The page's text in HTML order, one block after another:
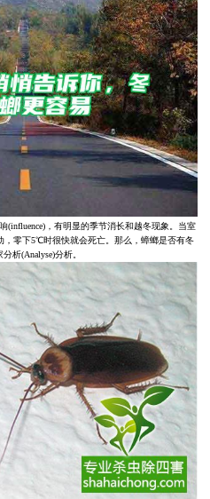
(influence)，有明显的季节消长和越冬现象。当室
零下5℃时很快就会死亡。那么，蟑螂是否有冬
析(Analyse)分析。